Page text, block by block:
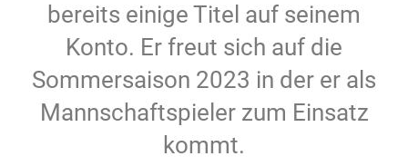
bereits einige Titel auf seinem
Konto. Er freut sich auf die
Sommersaison 2023 in der er als
Mannschaftspieler zum Einsatz
kommt.